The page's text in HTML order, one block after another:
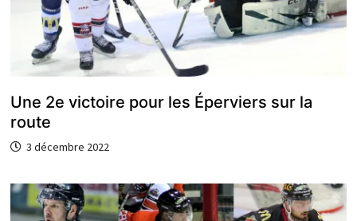
Une 2e victoire pour les Éperviers sur la
route
3 décembre 2022